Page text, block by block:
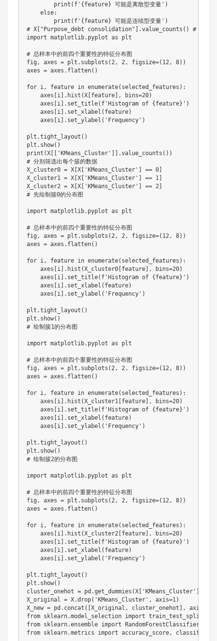
        print(f'{feature} 可能是离散型变量')
    else:
        print(f'{feature} 可能是连续型变量')
# X["Purpose_debt consolidation"].value_counts() # 统计每个
import matplotlib.pyplot as plt
# 总样本中的前四个重要性的特征分布图
fig, axes = plt.subplots(2, 2, figsize=(12, 8))
axes = axes.flatten()
for i, feature in enumerate(selected_features):
    axes[i].hist(X[feature], bins=20)
    axes[i].set_title(f'Histogram of {feature}')
    axes[i].set_xlabel(feature)
    axes[i].set_ylabel('Frequency')
plt.tight_layout()
plt.show()
print(X[['KMeans_Cluster']].value_counts())
# 分别筛选出每个簇的数据
X_cluster0 = X[X['KMeans_Cluster'] == 0]
X_cluster1 = X[X['KMeans_Cluster'] == 1]
X_cluster2 = X[X['KMeans_Cluster'] == 2]
# 先绘制簇0的分布图
import matplotlib.pyplot as plt
# 总样本中的前四个重要性的特征分布图
fig, axes = plt.subplots(2, 2, figsize=(12, 8))
axes = axes.flatten()
for i, feature in enumerate(selected_features):
    axes[i].hist(X_cluster0[feature], bins=20)
    axes[i].set_title(f'Histogram of {feature}')
    axes[i].set_xlabel(feature)
    axes[i].set_ylabel('Frequency')
plt.tight_layout()
plt.show()
# 绘制簇1的分布图
import matplotlib.pyplot as plt
# 总样本中的前四个重要性的特征分布图
fig, axes = plt.subplots(2, 2, figsize=(12, 8))
axes = axes.flatten()
for i, feature in enumerate(selected_features):
    axes[i].hist(X_cluster1[feature], bins=20)
    axes[i].set_title(f'Histogram of {feature}')
    axes[i].set_xlabel(feature)
    axes[i].set_ylabel('Frequency')
plt.tight_layout()
plt.show()
# 绘制簇2的分布图
import matplotlib.pyplot as plt
# 总样本中的前四个重要性的特征分布图
fig, axes = plt.subplots(2, 2, figsize=(12, 8))
axes = axes.flatten()
for i, feature in enumerate(selected_features):
    axes[i].hist(X_cluster2[feature], bins=20)
    axes[i].set_title(f'Histogram of {feature}')
    axes[i].set_xlabel(feature)
    axes[i].set_ylabel('Frequency')
plt.tight_layout()
plt.show()
cluster_onehot = pd.get_dummies(X['KMeans_Cluster'],
X_original = X.drop('KMeans_Cluster', axis=1)
X_new = pd.concat([X_original, cluster_onehot], axis=1)
from sklearn.model_selection import train_test_split
from sklearn.ensemble import RandomForestClassifier  # 随
from sklearn.metrics import accuracy_score,